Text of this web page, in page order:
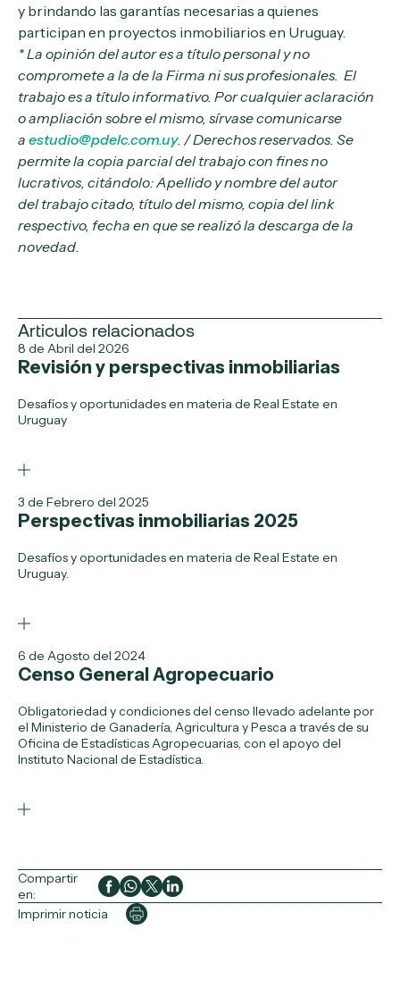
y brindando las garantías necesarias a quienes
participan en proyectos inmobiliarios en Uruguay.
* La opinión del autor es a título personal y no
compromete a la de la Firma ni sus profesionales. El
trabajo es a título informativo. Por cualquier aclaración
o ampliación sobre el mismo, sírvase comunicarse
a estudio@pdelc.com.uy. / Derechos reservados. Se
permite la copia parcial del trabajo con fines no
lucrativos, citándolo: Apellido y nombre del autor
del trabajo citado, título del mismo, copia del link
respectivo, fecha en que se realizó la descarga de la
novedad.
Articulos relacionados
8 de Abril del 2026
Revisión y perspectivas inmobiliarias
Desafíos y oportunidades en materia de Real Estate en
Uruguay
3 de Febrero del 2025
Perspectivas inmobiliarias 2025
Desafíos y oportunidades en materia de Real Estate en
Uruguay.
6 de Agosto del 2024
Censo General Agropecuario
Obligatoriedad y condiciones del censo llevado adelante por
el Ministerio de Ganadería, Agricultura y Pesca a través de su
Oficina de Estadísticas Agropecuarias, con el apoyo del
Instituto Nacional de Estadística.
Compartir
en:
Imprimir noticia